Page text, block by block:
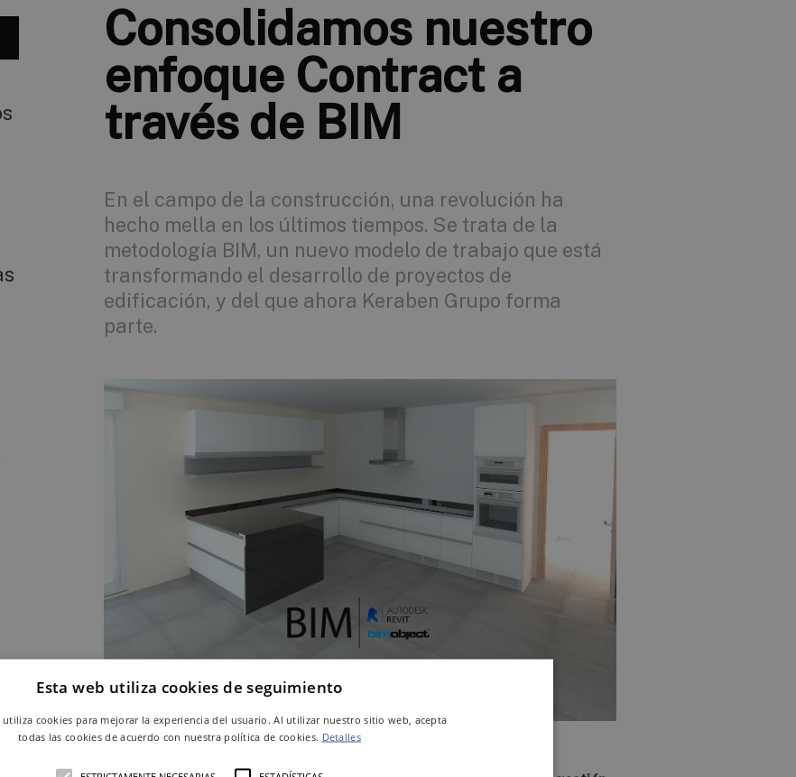
Consolidamos nuestro
enfoque Contract a
través de BIM
En el campo de la construcción, una revolución ha
hecho mella en los últimos tiempos. Se trata de la
metodología BIM, un nuevo modelo de trabajo que está
transformando el desarrollo de proyectos de
edificación, y del que ahora Keraben Grupo forma
parte.
Esta web utiliza cookies de seguimiento
utiliza cookies para mejorar la experiencia del usuario. Al utilizar nuestro sitio web, acepta
todas las cookies de acuerdo con nuestra política de cookies. Detalles